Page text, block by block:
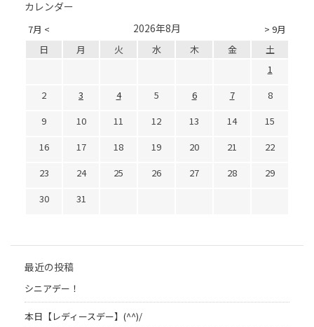
カレンダー
7月 < > 9月
2026年8月
日 月 火 水 木 金
土
1
2
3 4 5 6 7
8
9
10 11 12 13 14
15
16
17 18 19 20 21
22
23
24 25 26 27 28
29
30
31
最近の投稿
シニアデー！
本日【レディースデー】(^^)/